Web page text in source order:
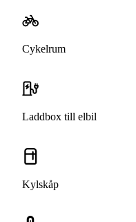
Cykelrum
Laddbox till elbil
Kylskåp